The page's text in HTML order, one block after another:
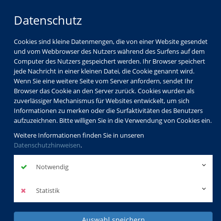
Datenschutz
Cookies sind kleine Datenmengen, die von einer Website gesendet
und vom Webbrowser des Nutzers während des Surfens auf dem
Computer des Nutzers gespeichert werden. Ihr Browser speichert
jede Nachricht in einer kleinen Datei, die Cookie genannt wird.
Wenn Sie eine weitere Seite vom Server anfordern, sendet Ihr
Browser das Cookie an den Server zurück. Cookies wurden als
zuverlässiger Mechanismus für Websites entwickelt, um sich
Informationen zu merken oder die Surfaktivitäten des Benutzers
aufzuzeichnen. Bitte willigen Sie in die Verwendung von Cookies ein.
Weitere Informationen finden Sie in unseren
Datenschutzhinweisen.
Notwendig
Statistik
Programm Kunst & Kultur Literatur (Theorie)
besuchte Kurse
Der Rhein in den
historischen
Sammlungen des